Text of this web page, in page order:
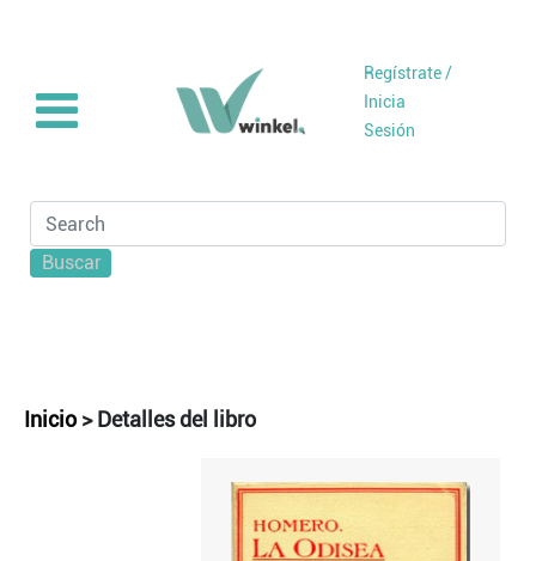
Regístrate /
Inicia
Sesión
Buscar
Inicio >Detalles del libro